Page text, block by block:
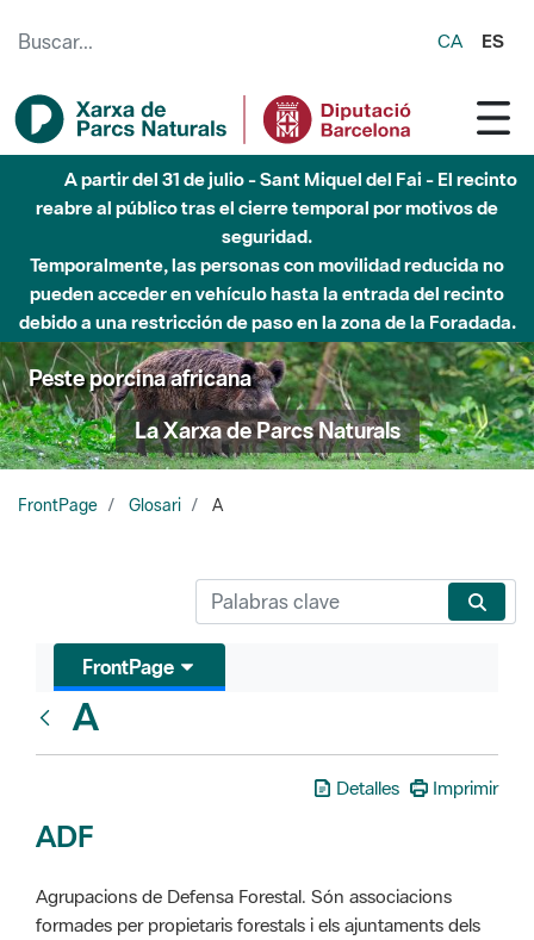
CA ES
A partir del 31 de julio - Sant Miquel del Fai - El recinto
reabre al público tras el cierre temporal por motivos de
seguridad.
Temporalmente, las personas con movilidad reducida no
pueden acceder en vehículo hasta la entrada del recinto
debido a una restricción de paso en la zona de la Foradada.
Peste porcina africana
La Xarxa de Parcs Naturals
FrontPage Glosari A
FrontPage
A
Detalles Imprimir
ADF
Agrupacions de Defensa Forestal. Són associacions
formades per propietaris forestals i els ajuntaments dels